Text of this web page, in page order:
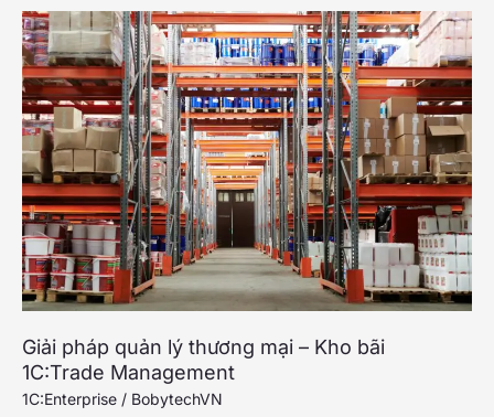
tổng
thể
Doanh
nghiệp
1C:ERP
Giải pháp quản lý thương mại – Kho bãi
1C:Trade Management
1C:Enterprise / BobytechVN